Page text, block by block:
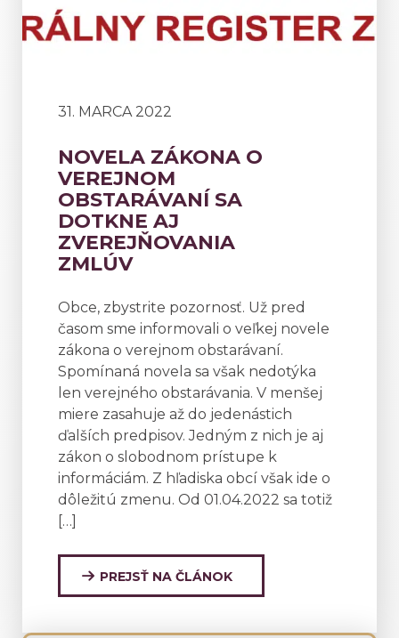
31. MARCA 2022
NOVELA ZÁKONA O
VEREJNOM
OBSTARÁVANÍ SA
DOTKNE AJ
ZVEREJŇOVANIA
ZMLÚV
Obce, zbystrite pozornosť. Už pred
časom sme informovali o veľkej novele
zákona o verejnom obstarávaní.
Spomínaná novela sa však nedotýka
len verejného obstarávania. V menšej
miere zasahuje až do jedenástich
ďalších predpisov. Jedným z nich je aj
zákon o slobodnom prístupe k
informáciám. Z hľadiska obcí však ide o
dôležitú zmenu. Od 01.04.2022 sa totiž
[…]
PREJSŤ NA ČLÁNOK